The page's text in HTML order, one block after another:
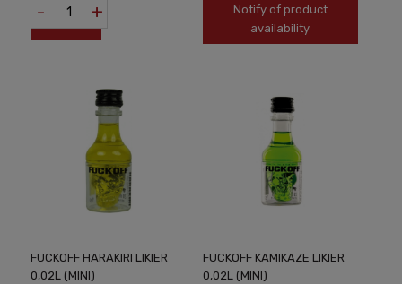
- +
Notify of product
availability
FUCKOFF HARAKIRI LIKIER
0,02L (MINI)
FUCKOFF KAMIKAZE LIKIER
0,02L (MINI)